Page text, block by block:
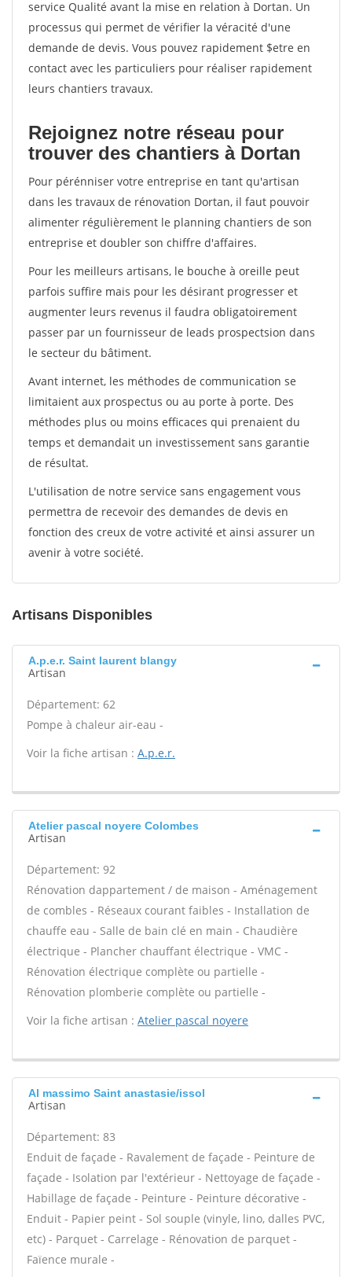
service Qualité avant la mise en relation à Dortan. Un
processus qui permet de vérifier la véracité d'une
demande de devis. Vous pouvez rapidement $etre en
contact avec les particuliers pour réaliser rapidement
leurs chantiers travaux.
Rejoignez notre réseau pour
trouver des chantiers à Dortan
Pour pérénniser votre entreprise en tant qu'artisan
dans les travaux de rénovation Dortan, il faut pouvoir
alimenter régulièrement le planning chantiers de son
entreprise et doubler son chiffre d'affaires.
Pour les meilleurs artisans, le bouche à oreille peut
parfois suffire mais pour les désirant progresser et
augmenter leurs revenus il faudra obligatoirement
passer par un fournisseur de leads prospectsion dans
le secteur du bâtiment.
Avant internet, les méthodes de communication se
limitaient aux prospectus ou au porte à porte. Des
méthodes plus ou moins efficaces qui prenaient du
temps et demandait un investissement sans garantie
de résultat.
L'utilisation de notre service sans engagement vous
permettra de recevoir des demandes de devis en
fonction des creux de votre activité et ainsi assurer un
avenir à votre société.
Artisans Disponibles
A.p.e.r. Saint laurent blangy
Artisan
Département: 62
Pompe à chaleur air-eau -
Voir la fiche artisan : A.p.e.r.
Atelier pascal noyere Colombes
Artisan
Département: 92
Rénovation dappartement / de maison - Aménagement
de combles - Réseaux courant faibles - Installation de
chauffe eau - Salle de bain clé en main - Chaudière
électrique - Plancher chauffant électrique - VMC -
Rénovation électrique complète ou partielle -
Rénovation plomberie complète ou partielle -
Voir la fiche artisan : Atelier pascal noyere
Al massimo Saint anastasie/issol
Artisan
Département: 83
Enduit de façade - Ravalement de façade - Peinture de
façade - Isolation par l'extérieur - Nettoyage de façade -
Habillage de façade - Peinture - Peinture décorative -
Enduit - Papier peint - Sol souple (vinyle, lino, dalles PVC,
etc) - Parquet - Carrelage - Rénovation de parquet -
Faïence murale -